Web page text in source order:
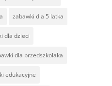
zabawki dla 5 latka
dla dzieci
dla przedszkolaka
edukacyjne